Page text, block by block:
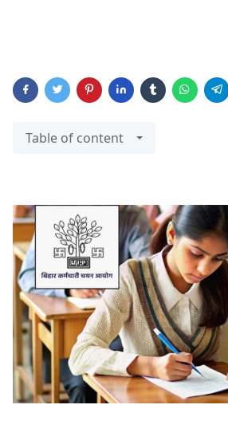
Table of content